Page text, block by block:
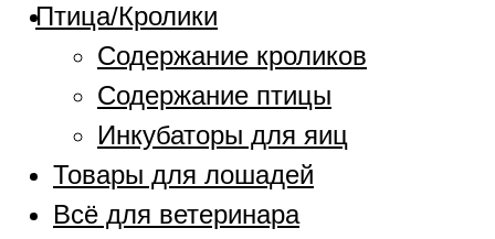
Птица/Кролики
Содержание кроликов
Содержание птицы
Инкубаторы для яиц
Товары для лошадей
Всё для ветеринара